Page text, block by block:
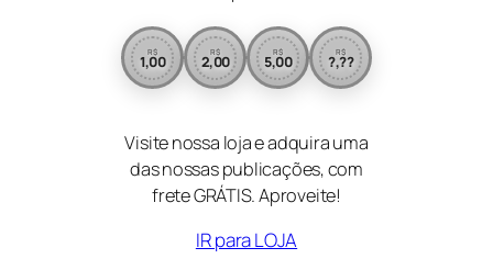
R$
1,00
R$
2,00
R$
5,00
R$
?,??
Visite nossa loja e adquira uma
das nossas publicações, com
frete GRÁTIS. Aproveite!
IR para LOJA